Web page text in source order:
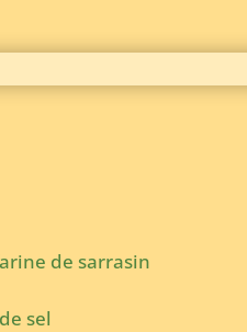
de sarrasin
sel